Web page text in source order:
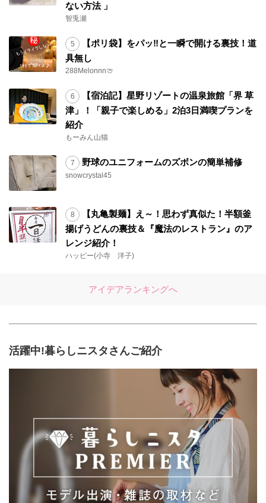
ない方法 」
智兎瀬
【ポリ袋】をパッ‼と一瞬で開ける裏技！道
具無し
288Melonnn🍈
【宿泊記】星野リゾートの温泉旅館「界 草
津」！「親子で楽しめる」2泊3日満喫プランを
紹介
もーみん山猫
野球のユニフォームのズボンの簡単補修
snowcrystal45
【丸亀製麺】え～！思わず真似た！半額釜
揚げうどんの裏技＆『魔法のレストラン』のア
レンジ紹介！
ハッピー(小寺 洋子)
アイデアランキングへ
活躍中!暮らしニスタさんご紹介